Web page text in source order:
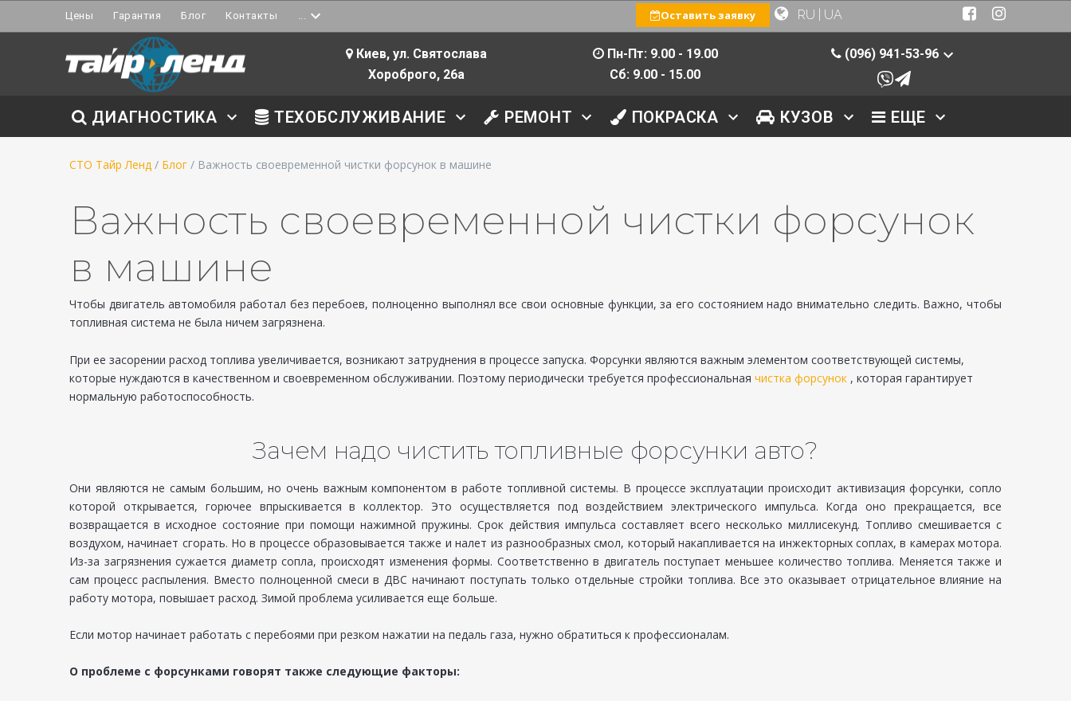
Цены Гарантия Блог Контакты ... RU UA
Оставить заявку
Киев, ул. Святослава
Хороброго, 26а
Пн-Пт: 9.00 - 19.00
Сб: 9.00 - 15.00
(096) 941-53-96
ДИАГНОСТИКА ТЕХОБСЛУЖИВАНИЕ РЕМОНТ ПОКРАСКА КУЗОВ ЕЩЕ
СТО Тайр Ленд / Блог / Важность своевременной чистки форсунок в машине
Важность своевременной чистки форсунок
в машине
Чтобы двигатель автомобиля работал без перебоев, полноценно выполнял все свои основные функции, за его состоянием надо внимательно следить. Важно, чтобы
топливная система не была ничем загрязнена.
При ее засорении расход топлива увеличивается, возникают затруднения в процессе запуска. Форсунки являются важным элементом соответствующей системы,
которые нуждаются в качественном и своевременном обслуживании. Поэтому периодически требуется профессиональная чистка форсунок , которая гарантирует
нормальную работоспособность.
Зачем надо чистить топливные форсунки авто?
Они являются не самым большим, но очень важным компонентом в работе топливной системы. В процессе эксплуатации происходит активизация форсунки, сопло
которой открывается, горючее впрыскивается в коллектор. Это осуществляется под воздействием электрического импульса. Когда оно прекращается, все
возвращается в исходное состояние при помощи нажимной пружины. Срок действия импульса составляет всего несколько миллисекунд. Топливо смешивается с
воздухом, начинает сгорать. Но в процессе образовывается также и налет из разнообразных смол, который накапливается на инжекторных соплах, в камерах мотора.
Из-за загрязнения сужается диаметр сопла, происходят изменения формы. Соответственно в двигатель поступает меньшее количество топлива. Меняется также и
сам процесс распыления. Вместо полноценной смеси в ДВС начинают поступать только отдельные стройки топлива. Все это оказывает отрицательное влияние на
работу мотора, повышает расход. Зимой проблема усиливается еще больше.
Если мотор начинает работать с перебоями при резком нажатии на педаль газа, нужно обратиться к профессионалам.
О проблеме с форсунками говорят также следующие факторы: